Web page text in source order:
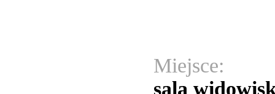
Miejsce:
sala